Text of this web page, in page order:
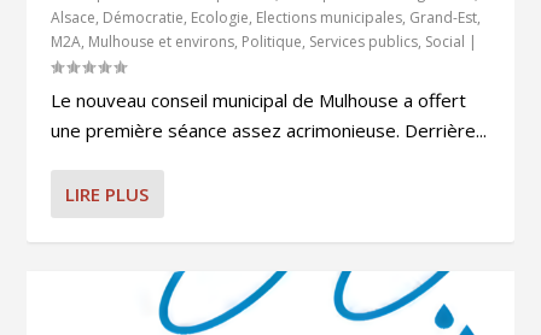
Alsace, Démocratie, Ecologie, Elections municipales, Grand-Est,
M2A, Mulhouse et environs, Politique, Services publics, Social |
Le nouveau conseil municipal de Mulhouse a offert
une première séance assez acrimonieuse. Derrière...
LIRE PLUS